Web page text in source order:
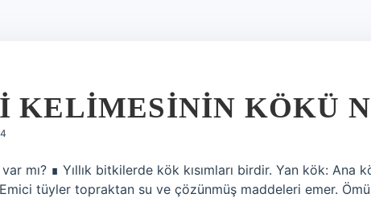
KELIMESININ KÖKÜ
mı? ∎ Yıllık bitkilerde kök kısımları birdir. Yan kök: Ana
tüyler topraktan su ve çözünmüş maddeleri emer.